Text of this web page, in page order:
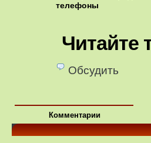
телефоны
Читайте
Обсудить
Комментарии